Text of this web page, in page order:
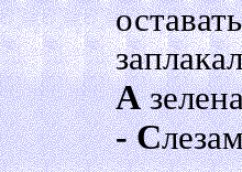
А
- С